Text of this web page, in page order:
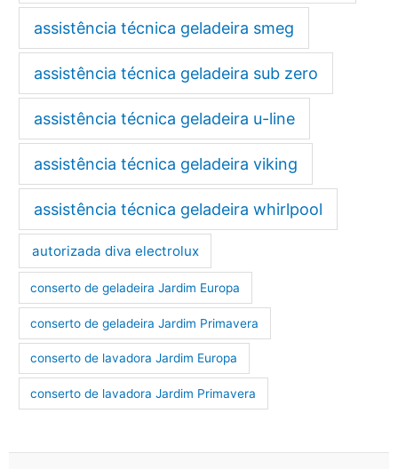
assistência técnica geladeira smeg
assistência técnica geladeira sub zero
assistência técnica geladeira u-line
assistência técnica geladeira viking
assistência técnica geladeira whirlpool
autorizada diva electrolux
conserto de geladeira Jardim Europa
conserto de geladeira Jardim Primavera
conserto de lavadora Jardim Europa
conserto de lavadora Jardim Primavera